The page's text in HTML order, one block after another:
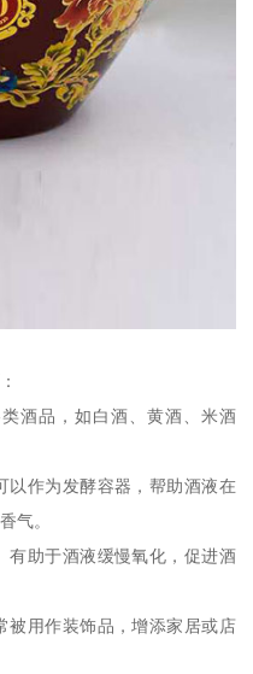
酒品，如白酒、黄酒、米酒
以作为发酵容器，帮助酒液在
气。
有助于酒液缓慢氧化，促进酒
被用作装饰品，增添家居或店